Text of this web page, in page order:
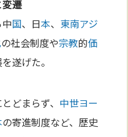
遷
国、日本、 東南アジ
の社会制度や宗教的価
遂げた。
どまらず、 中世ヨー
の寄進制度など、歴史